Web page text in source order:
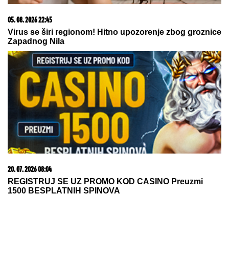
Nada Topčagić prekinula koncert, pa se obratila
OBEZBEĐENJU: "Ne mogu da skočim, slomiću
nogu!", evo šta se desilo
BOBAN SEKAO DRVA, ZA PAR
SEKUNDI JE GLEDAO SMRTI U OČI:
Ispovest Vranjanca kojeg je ubo
stršljen ledi krv u žilama
"BABA VANGA JE REKLA DA ĆE
otvorila dušu o odlasku Saše
Popovića i otkrila da li se vraća na